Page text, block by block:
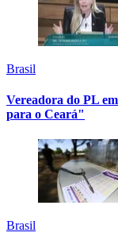
Brasil
Vereadora do PL
para o Ceará"
Brasil